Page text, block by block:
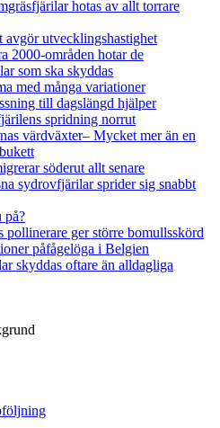
hotas av allt torrare
utvecklingshastighet
2000-områden hotar de
som ska skyddas
med många variationer
till dagslängd hjälper
spridning norrut
värdväxter– Mycket mer än en
söderut allt senare
sydrovfjärilar sprider sig snabbt
på?
pollinerare ger större bomullsskörd
påfågelöga i Belgien
skyddas oftare än alldagliga